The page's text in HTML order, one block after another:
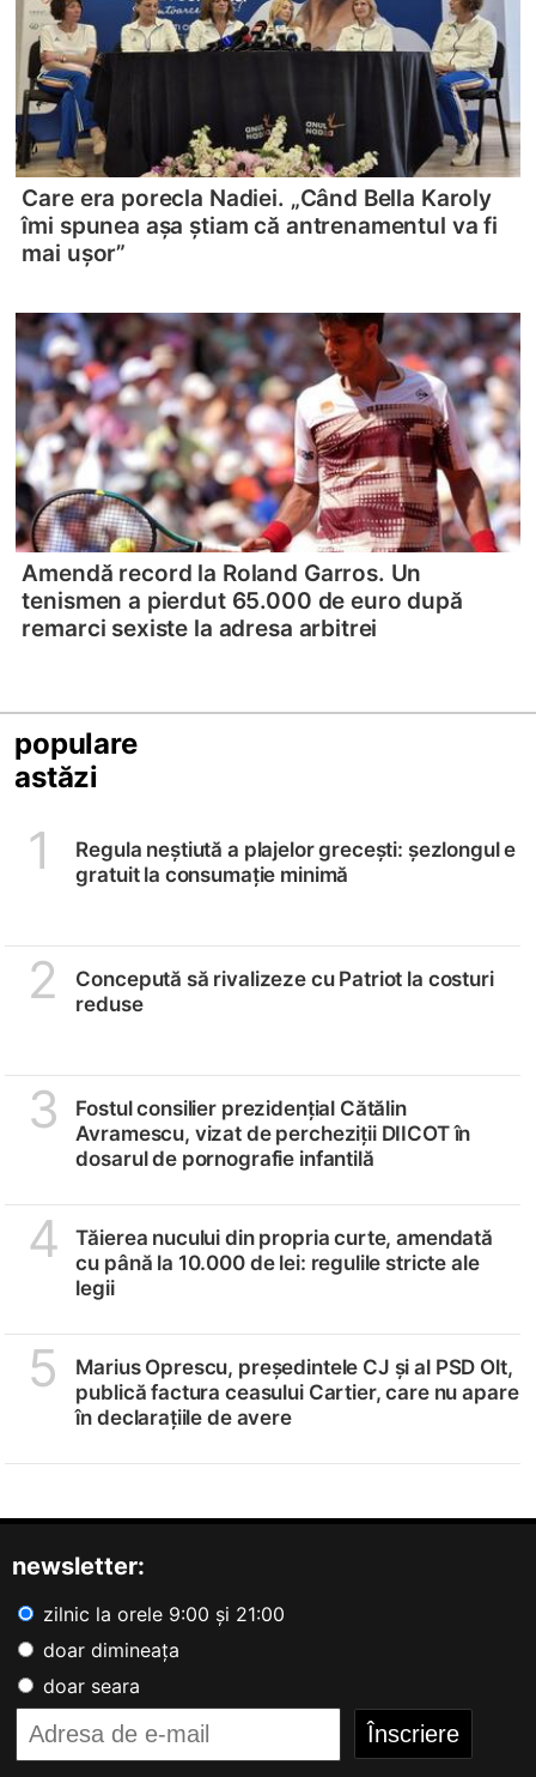
Care era porecla Nadiei. „Când Bella Karoly
îmi spunea așa știam că antrenamentul va fi
mai ușor”
Amendă record la Roland Garros. Un
tenismen a pierdut 65.000 de euro după
remarci sexiste la adresa arbitrei
populare
astăzi
1
Regula neștiută a plajelor grecești: șezlongul e
gratuit la consumație minimă
2
Concepută să rivalizeze cu Patriot la costuri
reduse
3
Fostul consilier prezidențial Cătălin
Avramescu, vizat de percheziții DIICOT în
dosarul de pornografie infantilă
4
Tăierea nucului din propria curte, amendată
cu până la 10.000 de lei: regulile stricte ale
legii
5
Marius Oprescu, președintele CJ și al PSD Olt,
publică factura ceasului Cartier, care nu apare
în declarațiile de avere
newsletter:
zilnic la orele 9:00 și 21:00
doar dimineața
doar seara